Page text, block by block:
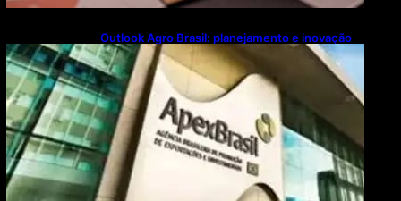
Outlook Agro Brasil: planejamento e inovação
pautam debates sobre futuro do agronegócio